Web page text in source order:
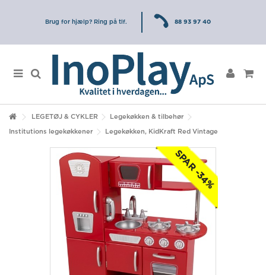
Brug for hjælp? Ring på tlf. 88 93 97 40
LEGETØJ & CYKLER Legekøkken & tilbehør
Institutions legekøkkener Legekøkken, KidKraft Red Vintage
SPAR -34%